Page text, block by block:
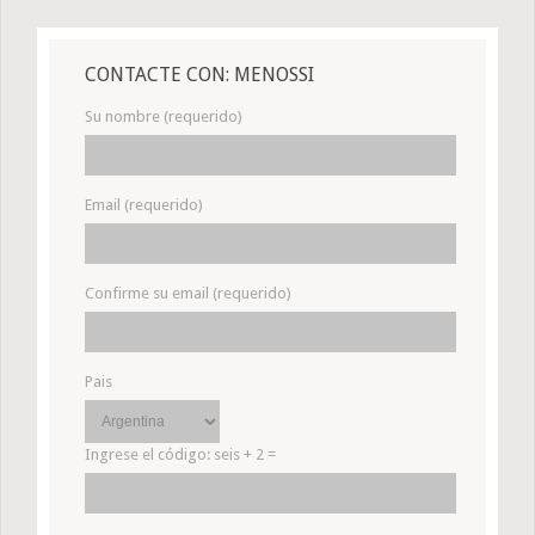
CONTACTE CON: MENOSSI
Su nombre (requerido)
Email (requerido)
Confirme su email (requerido)
Pais
Ingrese el código: seis + 2 =